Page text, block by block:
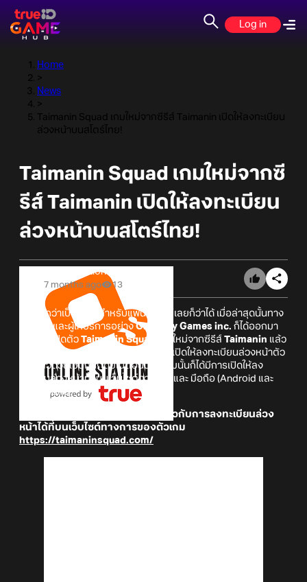
Log in
Home
>
News
>
Taimanin Squad เกมใหม่จากซีรีส์ Taimanin เปิดให้ลงทะเบียน
ล่วงหน้าบนสโตร์ไทย!
Taimanin Squad เกมใหม่จากซี
รีส์ Taimanin เปิดให้ลงทะเบียน
ล่วงหน้าบนสโตร์ไทย!
Online Station
7 months ago
13
คงเรียกว่าเป็นข่าวดีสำหรับแฟน ๆ ซีรีส์เลยก็ว่าได้ เมื่อล่าสุดนั้นทาง
ผู้พัฒนาและผู้ให้บริการอย่างGremory Games inc. ก็ได้ออกมา
ประกาศเปิดตัว Taimanin Squad เกมใหม่จากซีรีส์ Taimanin แล้ว
อย่างเป็นทางการ! รวมทั้งก็ยังได้มีการเปิดให้ลงทะเบียนล่วงหน้าตัว
เกมแล้วด้วยเช่นกัน! โดยในตอนนี้ตัวเกมนั้นก็ได้มีการเปิดให้ลง
ทะเบียนล่วงหน้าทั้งบนเว็บไซต์ทางการ และ มือถือ (Android และ
iOS) ด้วยกัน!
สามารถอ่านรายละเอียดเพิ่มเติมเกี่ยวกับการลงทะเบียนล่วง
หน้าได้ที่บนเว็บไซต์ทางการของตัวเกม
https://taimaninsquad.com/